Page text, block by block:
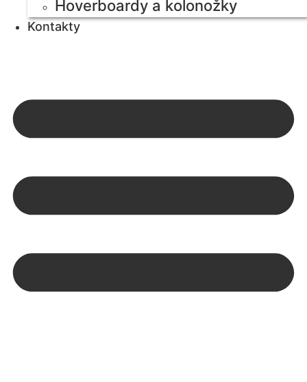
Hoverboardy a kolonožky
Kontakty